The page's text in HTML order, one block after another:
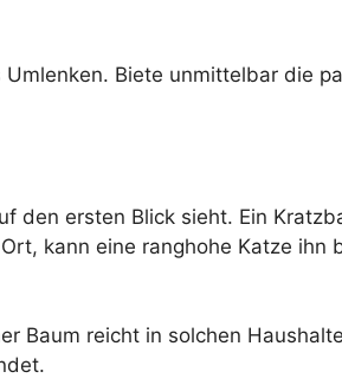
Biete unmittelbar die
den ersten Blick sieht. Ein
kann eine ranghohe Katze ihn
Baum reicht in solchen